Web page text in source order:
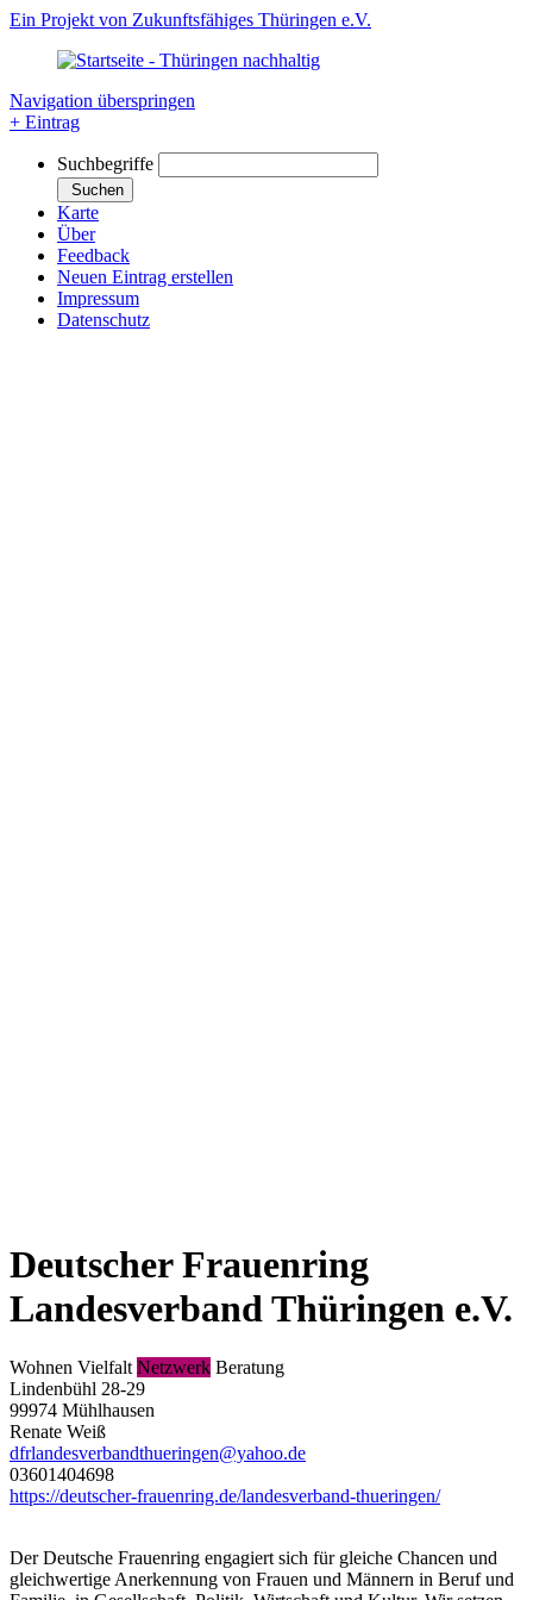
Ein Projekt von Zukunftsfähiges Thüringen e.V.
Navigation überspringen
+ Eintrag
Suchbegriffe
Suchen
Karte
Über
Feedback
Neuen Eintrag erstellen
Impressum
Datenschutz
Deutscher Frauenring
Landesverband Thüringen e.V.
Wohnen Vielfalt Netzwerk Beratung
Lindenbühl 28-29
99974 Mühlhausen
Renate Weiß
dfrlandesverbandthueringen@yahoo.de
03601404698
https://deutscher-frauenring.de/landesverband-thueringen/
Der Deutsche Frauenring engagiert sich für gleiche Chancen und
gleichwertige Anerkennung von Frauen und Männern in Beruf und